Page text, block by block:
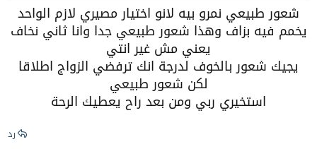
شعور طبيعي نمرو بيه لانو اختيار مصيري لازم الواحد
يخمم فيه بزاف وهذا شعور طبيعي جدا وانا ثاني نخاف
يعني مش غير انتي
يجيك شعور بالخوف لدرجة انك ترفضي الزواج اطلاقا
لكن شعور طبيعي
استخيري ربي ومن بعد راح يعطيك الرحة
رد